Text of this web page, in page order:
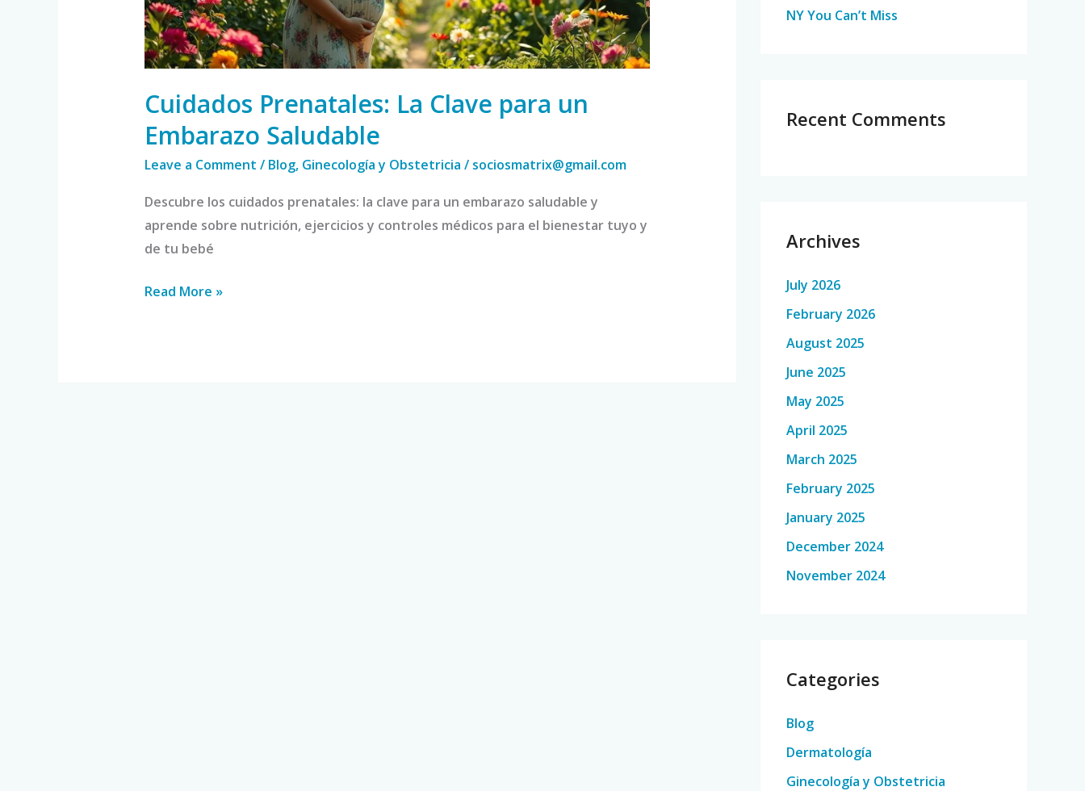
Cuidados Prenatales: La Clave para un
Embarazo Saludable
Leave a Comment / Blog, Ginecología y Obstetricia / sociosmatrix@gmail.com
Descubre los cuidados prenatales: la clave para un embarazo saludable y
aprende sobre nutrición, ejercicios y controles médicos para el bienestar tuyo y
de tu bebé
Read More »
NY You Can’t Miss
Recent Comments
Archives
July 2026
February 2026
August 2025
June 2025
May 2025
April 2025
March 2025
February 2025
January 2025
December 2024
November 2024
Categories
Blog
Dermatología
Ginecología y Obstetricia